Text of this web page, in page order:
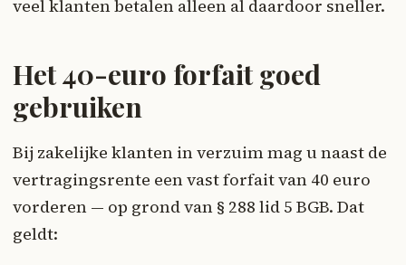
veel klanten betalen alleen al daardoor sneller.
Het 40-euro forfait goed
gebruiken
Bij zakelijke klanten in verzuim mag u naast de
vertragingsrente een vast forfait van 40 euro
vorderen — op grond van § 288 lid 5 BGB. Dat
geldt: